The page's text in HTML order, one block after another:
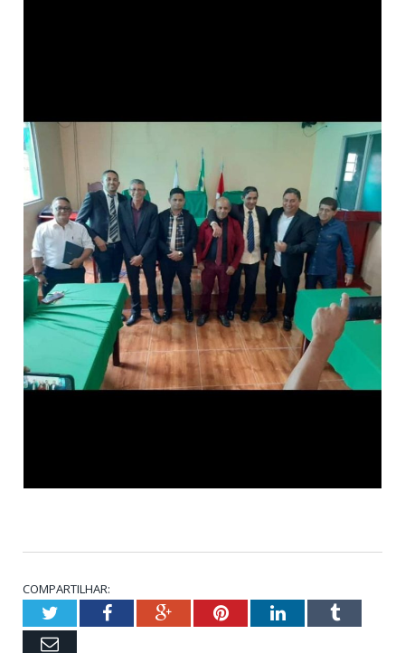
COMPARTILHAR:
TwitterFacebookGoogle+PinterestLinkedInTumblr
Email